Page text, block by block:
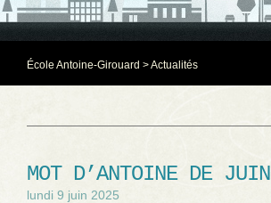
École Antoine-Girouard >Actualités
MOT D’ANTOINE DE JUIN
lundi 9 juin 2025